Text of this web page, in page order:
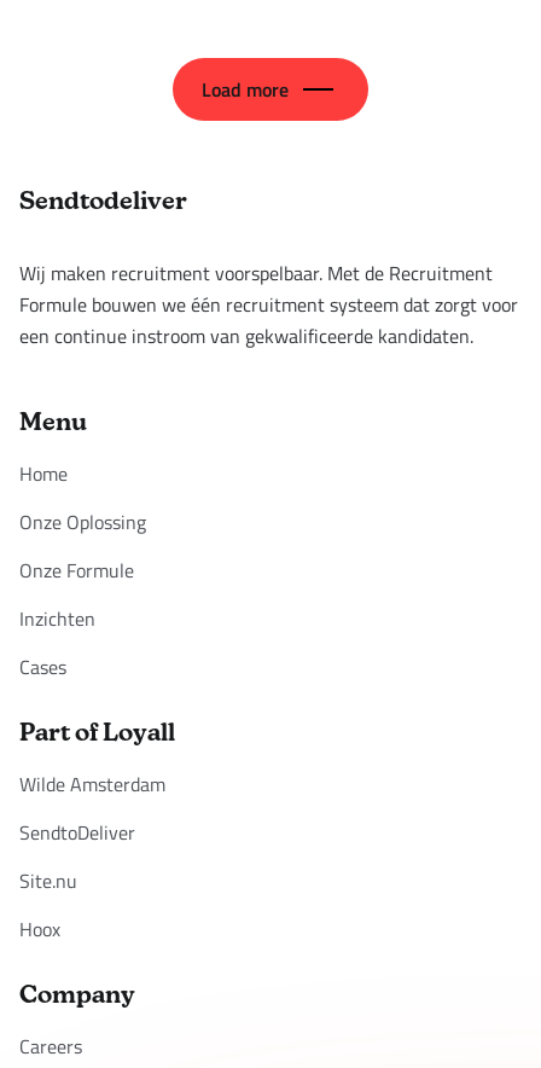
Load more
Footer
Sendtodeliver
Wij maken recruitment voorspelbaar. Met de Recruitment
Formule bouwen we één recruitment systeem dat zorgt voor
een continue instroom van gekwalificeerde kandidaten.
Menu
Home
Onze Oplossing
Onze Formule
Inzichten
Cases
Part of Loyall
Wilde Amsterdam
SendtoDeliver
Site.nu
Hoox
Company
Careers